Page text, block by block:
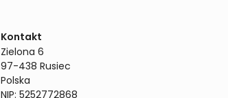
Kontakt
Zielona 6
97-438 Rusiec
Polska
NIP: 5252772868